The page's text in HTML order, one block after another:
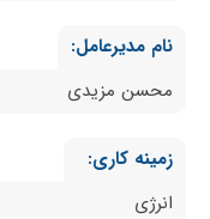
نام مدیرعامل:
محسن مزیدی
زمینه کاری:
انرژی